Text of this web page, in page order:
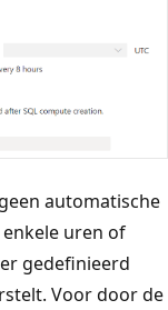
automatische
uren of
gedefinieerd
Voor door de